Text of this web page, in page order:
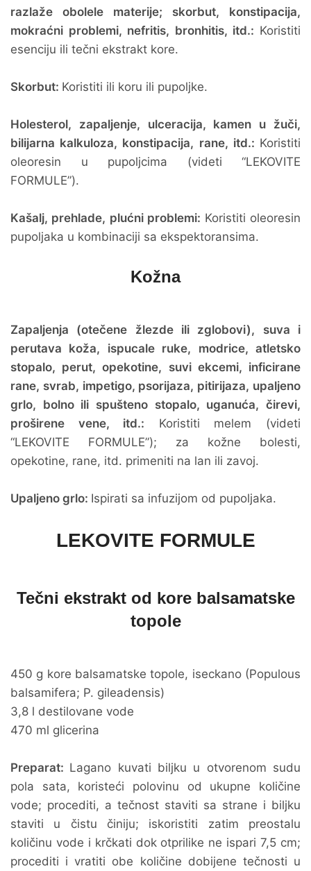
razlaže obolele materije; skorbut, konstipacija,
mokraćni problemi, nefritis, bronhitis, itd.: Koristiti
esenciju ili tečni ekstrakt kore.
Skorbut: Koristiti ili koru ili pupoljke.
Holesterol, zapaljenje, ulceracija, kamen u žuči,
bilijarna kalkuloza, konstipacija, rane, itd.: Koristiti
oleoresin u pupoljcima (videti “LEKOVITE
FORMULE”).
Kašalj, prehlade, plućni problemi: Koristiti oleoresin
pupoljaka u kombinaciji sa ekspektoransima.
Kožna
Zapaljenja (otečene žlezde ili zglobovi), suva i
perutava koža, ispucale ruke, modrice, atletsko
stopalo, perut, opekotine, suvi ekcemi, inficirane
rane, svrab, impetigo, psorijaza, pitirijaza, upaljeno
grlo, bolno ili spušteno stopalo, uganuća, čirevi,
proširene vene, itd.: Koristiti melem (videti
“LEKOVITE FORMULE”); za kožne bolesti,
opekotine, rane, itd. primeniti na lan ili zavoj.
Upaljeno grlo: Ispirati sa infuzijom od pupoljaka.
LEKOVITE FORMULE
Tečni ekstrakt od kore balsamatske
topole
450 g kore balsamatske topole, iseckano (Populous
balsamifera; P. gileadensis)
3,8 l destilovane vode
470 ml glicerina
Preparat: Lagano kuvati biljku u otvorenom sudu
pola sata, koristeći polovinu od ukupne količine
vode; procediti, a tečnost staviti sa strane i biljku
staviti u čistu činiju; iskoristiti zatim preostalu
količinu vode i krčkati dok otprilike ne ispari 7,5 cm;
procediti i vratiti obe količine dobijene tečnosti u